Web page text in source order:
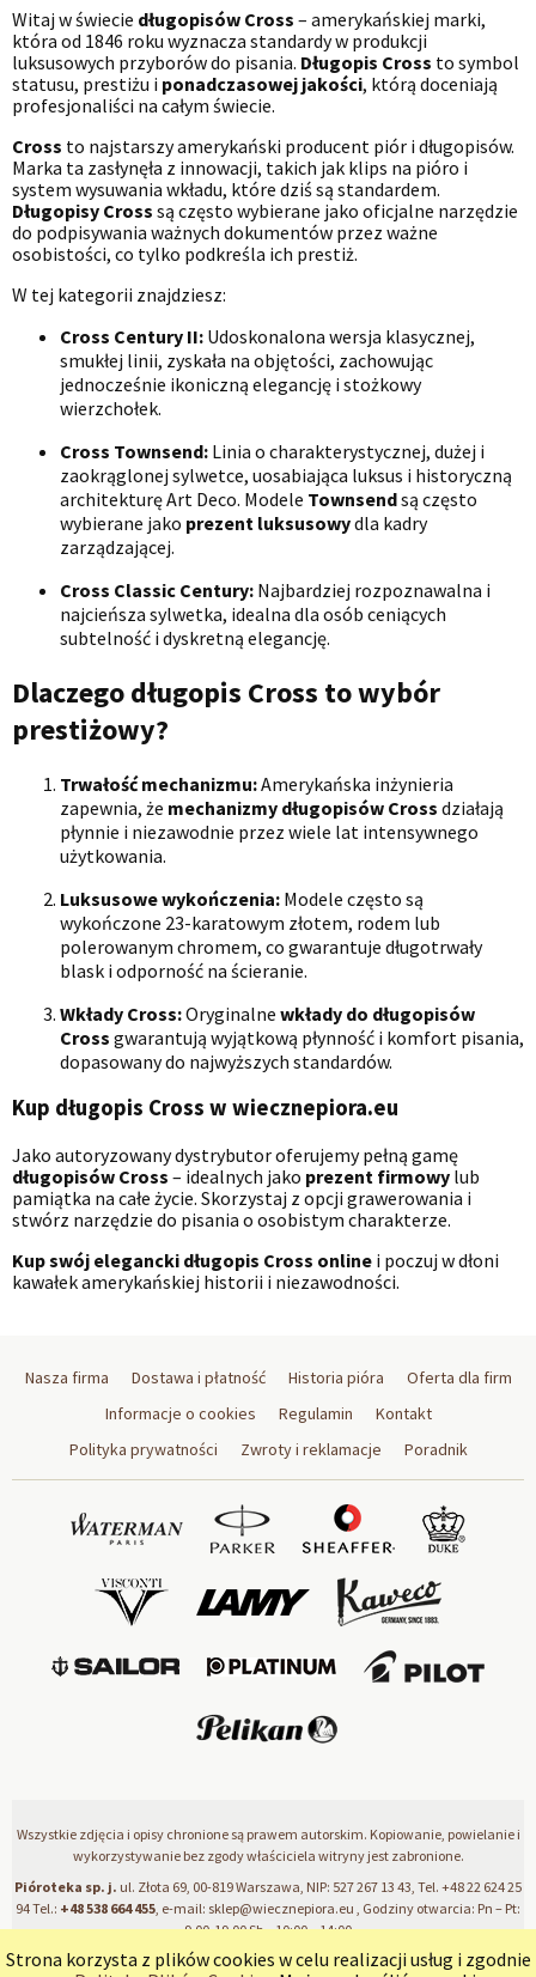
Strona korzysta z plików cookies w celu realizacji usług i zgodnie
Witaj w świecie długopisów Cross – amerykańskiej marki,
która od 1846 roku wyznacza standardy w produkcji
luksusowych przyborów do pisania. Długopis Cross to symbol
statusu, prestiżu i ponadczasowej jakości, którą doceniają
profesjonaliści na całym świecie.
Cross to najstarszy amerykański producent piór i długopisów.
Marka ta zasłynęła z innowacji, takich jak klips na pióro i
system wysuwania wkładu, które dziś są standardem.
Długopisy Cross są często wybierane jako oficjalne narzędzie
do podpisywania ważnych dokumentów przez ważne
osobistości, co tylko podkreśla ich prestiż.
W tej kategorii znajdziesz:
Cross Century II: Udoskonalona wersja klasycznej,
smukłej linii, zyskała na objętości, zachowując
jednocześnie ikoniczną elegancję i stożkowy
wierzchołek.
Cross Townsend: Linia o charakterystycznej, dużej i
zaokrąglonej sylwetce, uosabiająca luksus i historyczną
architekturę Art Deco. Modele Townsendsą często
wybierane jako prezent luksusowydla kadry
zarządzającej.
Cross Classic Century: Najbardziej rozpoznawalna i
najcieńsza sylwetka, idealna dla osób ceniących
subtelność i dyskretną elegancję.
Dlaczego długopis Cross to wybór
prestiżowy?
Trwałość mechanizmu:Amerykańska inżynieria
zapewnia, że mechanizmy długopisów Cross działają
płynnie i niezawodnie przez wiele lat intensywnego
użytkowania.
Luksusowe wykończenia: Modele często są
wykończone 23-karatowym złotem, rodem lub
polerowanym chromem, co gwarantuje długotrwały
blask i odporność na ścieranie.
Wkłady Cross:Oryginalne wkłady do długopisów
Cross gwarantują wyjątkową płynność i komfort pisania,
dopasowany do najwyższych standardów.
Kup długopis Cross w wiecznepiora.eu
Jako autoryzowany dystrybutor oferujemy pełną gamę
długopisów Cross – idealnych jako prezent firmowy lub
pamiątka na całe życie. Skorzystaj z opcji grawerowania i
stwórz narzędzie do pisania o osobistym charakterze.
Kup swój elegancki długopis Cross online i poczuj w dłoni
kawałek amerykańskiej historii i niezawodności.
Nasza firma Dostawa i płatność Historia pióra
Oferta dla firm
Informacje o cookies
Regulamin
Kontakt
Polityka prywatności
Zwroty i reklamacje Poradnik
Wszystkie zdjęcia i opisy chronione są prawem autorskim. Kopiowanie, powielanie i
wykorzystywanie bez zgody właściciela witryny jest zabronione.
Pióroteka sp. j. ul. Złota 69, 00-819 Warszawa, NIP: 527 267 13 43, Tel. +48 22 624 25
94Tel.: +48 538 664 455, e-mail: sklep@wiecznepiora.eu , Godziny otwarcia: Pn – Pt:
9.00-19.00 Sb – 10:00 – 14:00